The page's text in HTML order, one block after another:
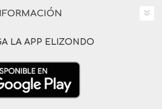
LA APP ELIZONDO